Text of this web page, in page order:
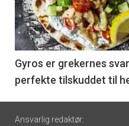
nå
-
6
Gyros er grekernes
perfekte tilskuddet til
Footer
Ansvarlig redaktør: